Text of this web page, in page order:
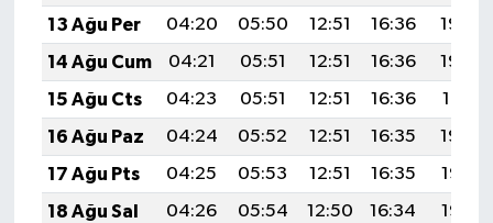
13 Ağu Per
04:20 05:50 12:51 16:36
19:43
14 Ağu Cum
04:21 05:51 12:51 16:36
19:42
15 Ağu Cts
04:23 05:51 12:51 16:36
19:41
16 Ağu Paz
04:24 05:52 12:51 16:35
19:40
17 Ağu Pts
04:25 05:53 12:51 16:35
19:38
18 Ağu Sal
04:26 05:54 12:50 16:34
19:37